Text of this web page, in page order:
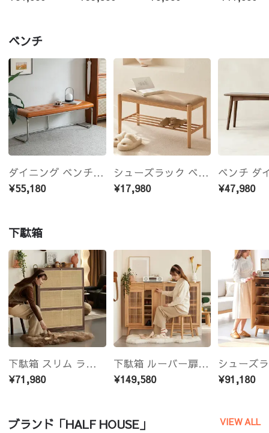
ベンチ
ダイニング ベンチ リビング スツール おしゃれ 玄関 北欧 椅子 イス シンプル モダン 食卓 チェア
¥55,180
シューズラック ベンチ 玄関収納 おしゃれ 木製 収納ベンチ いす チェア 3段 靴入れ 北欧 おしゃれ 玄関ベンチ
¥17,980
¥47,980
下駄箱
下駄箱 スリム ラタン 天然木 オーク 玄関収納 シューズラック シューズボックス オシャレ 和風
¥71,980
下駄箱 ルーバー扉 シューズラック シューズボックス 玄関収納 引き出し付き 玄関 無垢材 ナチュラル 可動棚 収納 下足箱 収納 オーク おしゃれ ブーツ 靴収納
¥149,580
¥91,180
ブランド「HALF HOUSE」 VIEW ALL